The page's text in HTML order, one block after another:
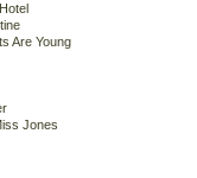
Are Young
Jones